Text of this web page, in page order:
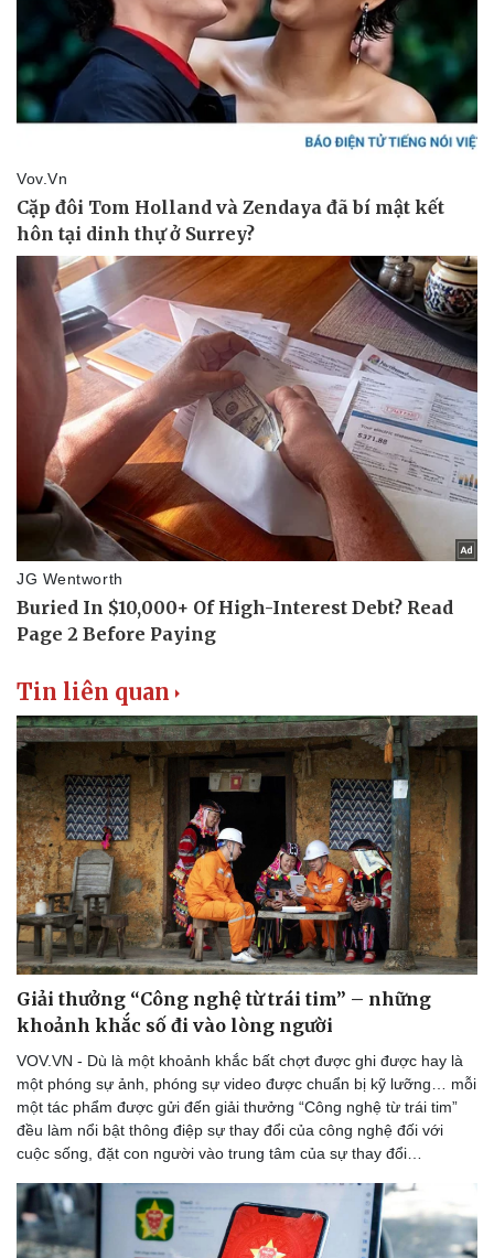
Văn hóa
Sân khấu - Điện ảnh
Văn học
Âm nhạc
Di sản
Giải trí
Nghệ sĩ
Thời trang
Sao Việt
Tin liên quan
Giải thưởng “Công nghệ từ trái tim” – những
khoảnh khắc số đi vào lòng người
VOV.VN - Dù là một khoảnh khắc bất chợt được ghi được hay là
một phóng sự ảnh, phóng sự video được chuẩn bị kỹ lưỡng… mỗi
một tác phẩm được gửi đến giải thưởng “Công nghệ từ trái tim”
đều làm nổi bật thông điệp sự thay đổi của công nghệ đối với
cuộc sống, đặt con người vào trung tâm của sự thay đổi…